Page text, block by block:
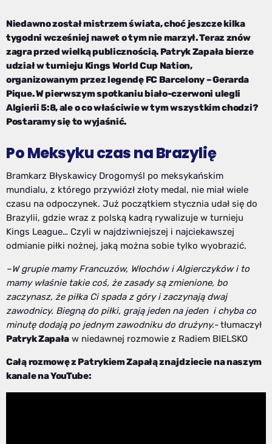
Niedawno został mistrzem świata, choć jeszcze kilka
tygodni wcześniej nawet o tym nie marzył. Teraz znów
zagra przed wielką publicznością. Patryk Zapała bierze
udział w turnieju Kings World Cup Nation,
organizowanym przez legendę FC Barcelony – Gerarda
Pique. W pierwszym spotkaniu biało-czerwoni ulegli
Algierii 5:8, ale o co właściwie w tym wszystkim chodzi?
Postaramy się to wyjaśnić.
Po Meksyku czas na Brazylię
Bramkarz Błyskawicy Drogomyśl po meksykańskim
mundialu, z którego przywiózł złoty medal, nie miał wiele
czasu na odpoczynek. Już początkiem stycznia udał się do
Brazylii, gdzie wraz z polską kadrą rywalizuje w turnieju
Kings League… Czyli w najdziwniejszej i najciekawszej
odmianie piłki nożnej, jaką można sobie tylko wyobrazić.
–W grupie mamyFrancuzów, Włochów i Algierczyków i to
mamy właśnie takie coś, że zasady są zmienione, bo
zaczynasz, że piłka Ci spada z góry i zaczynają dwaj
zawodnicy. Biegną do piłki, grają jeden na jeden i chyba co
minutę dodają po jednym zawodniku do drużyny.-tłumaczył
Patryk Zapała w niedawnej rozmowie z Radiem BIELSKO
Całą rozmowę z Patrykiem Zapałą znajdziecie na naszym
kanale na YouTube: